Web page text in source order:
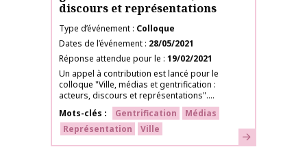
discours et représentations
Type d’événement Colloque
Dates de l’événement 28/05/2021
Réponse attendue pour le 19/02/2021
Un appel à contribution est lancé pour le
colloque "Ville, médias et gentrification :
acteurs, discours et représentations"....
Mots-clés
Gentrification
Médias
Représentation
Ville En savoir plus